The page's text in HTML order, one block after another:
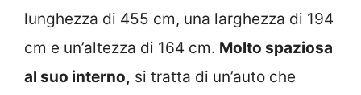
lunghezza di 455 cm, una larghezza di 194
cm e un’altezza di 164 cm. Molto spaziosa
al suo interno, si tratta di un’auto che